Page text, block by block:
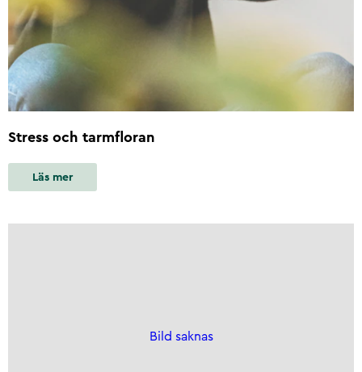
Stress och tarmfloran
Läs mer
Bild saknas